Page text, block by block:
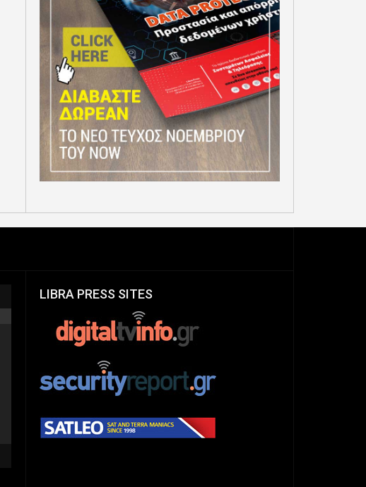
LIBRA PRESS SITES